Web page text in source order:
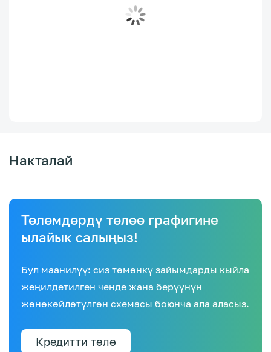
Накталай
Төлөмдөрдү төлөө графигине
ылайык салыңыз!
Бул маанилүү: сиз төмөнкү зайымдарды кыйла
жеңилдетилген ченде жана берүүнүн
жөнөкөйлөтүлгөн схемасы боюнча ала аласыз.
Кредитти төлө